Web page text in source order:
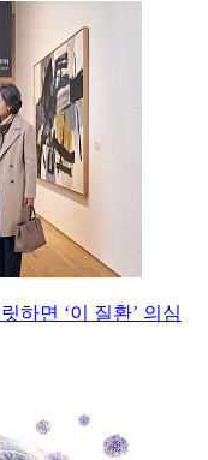
하면 ‘이 질환’ 의심